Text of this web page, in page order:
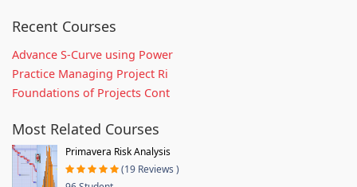
Recent Courses
Advance S-Curve using Power
Practice Managing Project Ri
Foundations of Projects Cont
Most Related Courses
Primavera Risk Analysis
(19 Reviews )